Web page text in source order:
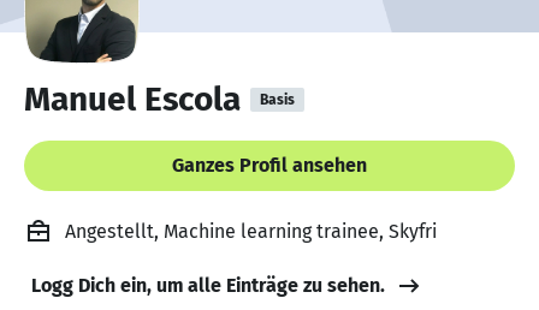
Manuel Escola Basis
Ganzes Profil ansehen
Angestellt, Machine learning trainee, Skyfri
Logg Dich ein, um alle Einträge zu sehen.